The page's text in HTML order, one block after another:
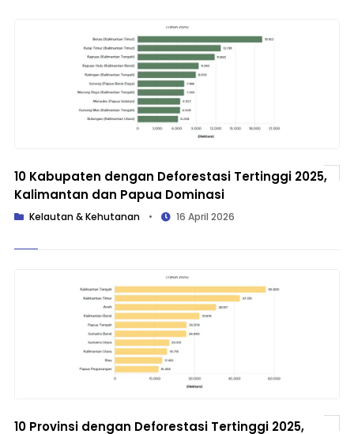
10 Kabupaten dengan Deforestasi Tertinggi 2025,
Kalimantan dan Papua Dominasi
Kelautan & Kehutanan • 16 April 2026
10 Provinsi dengan Deforestasi Tertinggi 2025,